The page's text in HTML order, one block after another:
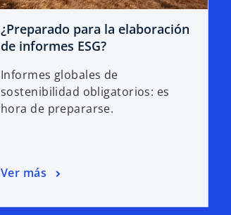
¿Preparado para la elaboración
de informes ESG?
Informes globales de
sostenibilidad obligatorios: es
hora de prepararse.
Ver más